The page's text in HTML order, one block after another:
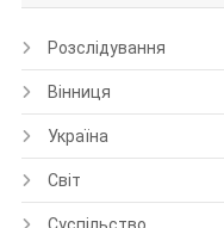
Розслідування
Вінниця
Україна
Світ